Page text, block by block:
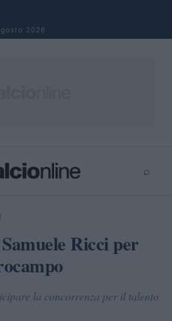
2026
⌕
Ricci per
la concorrenza per il talento